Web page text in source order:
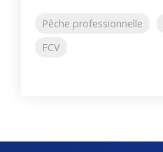
Pêche professionnelle
FCV